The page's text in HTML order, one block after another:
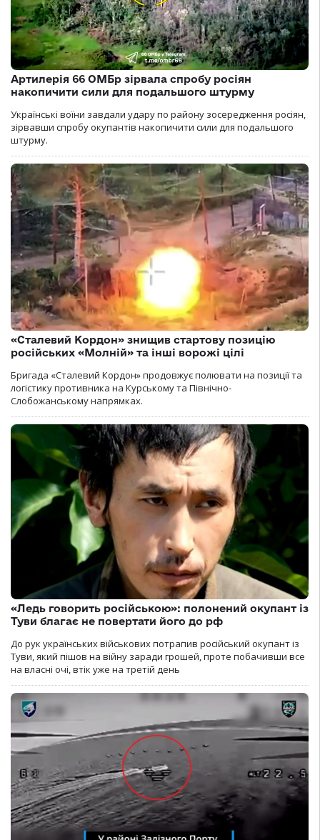
Артилерія 66 ОМБр зірвала спробу росіян
накопичити сили для подальшого штурму
Українські воїни завдали удару по району зосередження росіян,
зірвавши спробу окупантів накопичити сили для подальшого
штурму.
«Сталевий Кордон» знищив стартову позицію
російських «Молній» та інші ворожі цілі
Бригада «Сталевий Кордон» продовжує полювати на позиції та
логістику противника на Курському та Північно-
Слобожанському напрямках.
«Ледь говорить російською»: полонений окупант із
Туви благає не повертати його до рф
До рук українських військових потрапив російський окупант із
Туви, який пішов на війну заради грошей, проте побачивши все
на власні очі, втік уже на третій день